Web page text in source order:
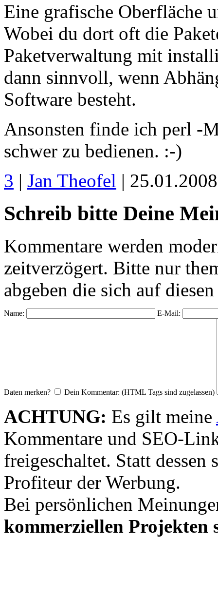
Eine grafische Oberfläche
Wobei du dort oft die
Paketverwaltung mit
dann sinnvoll, wenn
Software besteht.
Ansonsten finde ich perl -
schwer zu bedienen. :-)
3 | Jan Theofel |
Schreib bitte Deine
Kommentare werden
zeitverzögert. Bitte nur
abgeben die sich auf
Name: E-Mail:
Daten merken? Dein Kommentar: (HTML Tags sind zugelassen)
ACHTUNG: Es gilt meine
Kommentare und SEO-
freigeschaltet. Statt dessen
Profiteur der Werbung.
Bei persönlichen
kommerziellen Projekten